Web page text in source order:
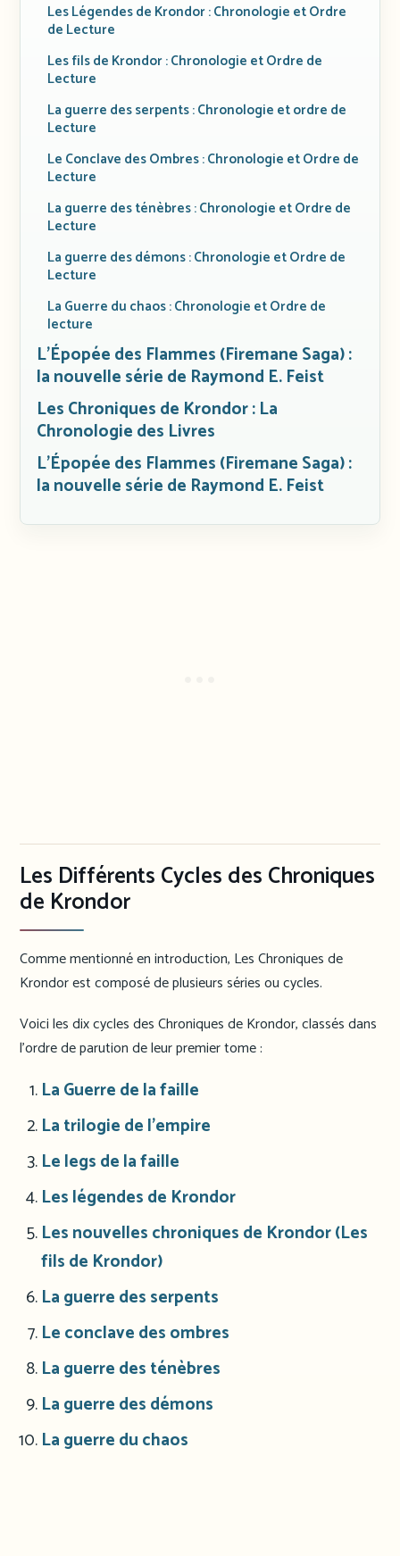
Les Légendes de Krondor : Chronologie et Ordre
de Lecture
Les fils de Krondor : Chronologie et Ordre de
Lecture
La guerre des serpents : Chronologie et ordre de
Lecture
Le Conclave des Ombres : Chronologie et Ordre de
Lecture
La guerre des ténèbres : Chronologie et Ordre de
Lecture
La guerre des démons : Chronologie et Ordre de
Lecture
La Guerre du chaos : Chronologie et Ordre de
lecture
L’Épopée des Flammes (Firemane Saga) :
la nouvelle série de Raymond E. Feist
Les Chroniques de Krondor : La
Chronologie des Livres
L’Épopée des Flammes (Firemane Saga) :
la nouvelle série de Raymond E. Feist
Les Différents Cycles des Chroniques
de Krondor
Comme mentionné en introduction, Les Chroniques de
Krondor est composé de plusieurs séries ou cycles.
Voici les dix cycles des Chroniques de Krondor, classés dans
l’ordre de parution de leur premier tome :
La Guerre de la faille
La trilogie de l’empire
Le legs de la faille
Les légendes de Krondor
Les nouvelles chroniques de Krondor(Les
fils de Krondor)
La guerre des serpents
Le conclave des ombres
La guerre des ténèbres
La guerre des démons
La guerre du chaos